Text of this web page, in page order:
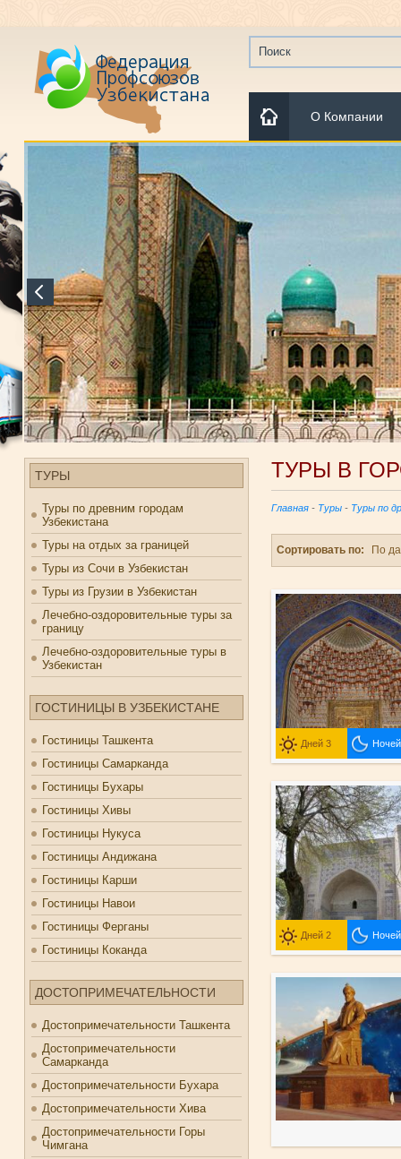
О Компании
ТУРЫ
Туры по древним городам
Узбекистана
Туры на отдых за границей
Туры из Сочи в Узбекистан
Туры из Грузии в Узбекистан
Лечебно-оздоровительные туры за
границу
Лечебно-оздоровительные туры в
Узбекистан
ГОСТИНИЦЫ В УЗБЕКИСТАНЕ
Гостиницы Ташкента
Гостиницы Самарканда
Гостиницы Бухары
Гостиницы Хивы
Гостиницы Нукуса
Гостиницы Андижана
Гостиницы Карши
Гостиницы Навои
Гостиницы Ферганы
Гостиницы Коканда
ДОСТОПРИМЕЧАТЕЛЬНОСТИ
Достопримечательности Ташкента
Достопримечательности
Самарканда
Достопримечательности Бухара
Достопримечательности Хива
Достопримечательности Горы
Чимгана
ТУРЫ В
Главная - Туры - Туры по
Сортировать по: По
Дней 3
Дней 2